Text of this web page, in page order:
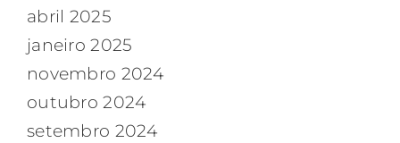
abril 2025
janeiro 2025
novembro 2024
outubro 2024
setembro 2024